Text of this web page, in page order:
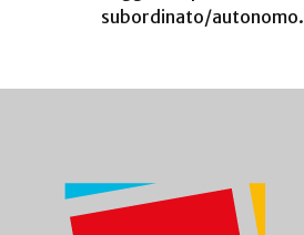
subordinato/autonomo.